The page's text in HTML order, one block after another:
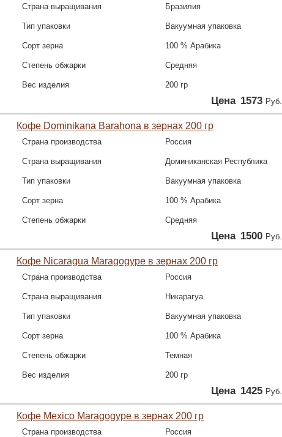
Страна выращивания Бразилия
Тип упаковки Вакуумная упаковка
Сорт зерна 100 % Арабика
Степень обжарки Средняя
Вес изделия 200 гр
Цена 1573 Руб.
Кофе Dominikana Barahona в зернах 200 гр
Страна производства Россия
Страна выращивания Доминиканская Республика
Тип упаковки Вакуумная упаковка
Сорт зерна 100 % Арабика
Степень обжарки Средняя
Цена 1500 Руб.
Кофе Nicaragua Maragogype в зернах 200 гр
Страна производства Россия
Страна выращивания Никарагуа
Тип упаковки Вакуумная упаковка
Сорт зерна 100 % Арабика
Степень обжарки Темная
Вес изделия 200 гр
Цена 1425 Руб.
Кофе Mexico Maragogype в зернах 200 гр
Страна производства Россия